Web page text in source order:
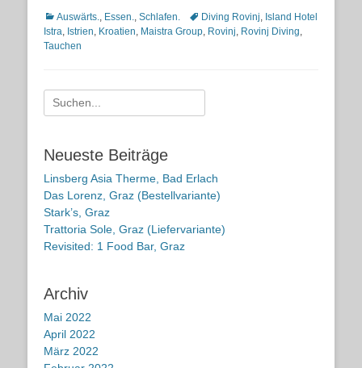
Kategorien
Auswärts., Essen., Schlafen. Schlagworte
Diving Rovinj, Island Hotel
Istra, Istrien, Kroatien, Maistra Group, Rovinj, Rovinj Diving,
Tauchen
Suche
nach:
Neueste Beiträge
Linsberg Asia Therme, Bad Erlach
Das Lorenz, Graz (Bestellvariante)
Stark’s, Graz
Trattoria Sole, Graz (Liefervariante)
Revisited: 1 Food Bar, Graz
Archiv
Mai 2022
April 2022
März 2022